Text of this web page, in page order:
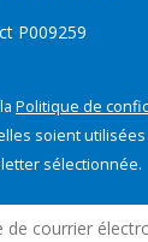
P009259
Politique de
soient utilisées
sélectionnée.